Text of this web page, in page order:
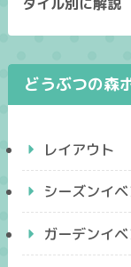
どうぶつの森
レイアウト
シーズンイ
ガーデンイ